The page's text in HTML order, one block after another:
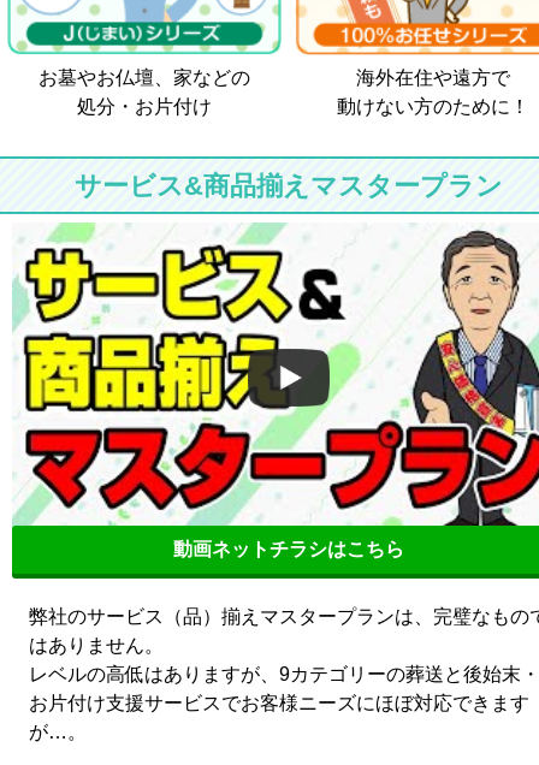
お墓やお仏壇、家などの
処分・お片付け
海外在住や遠方で
動けない方のために！
サービス&商品揃えマスタープラン
動画ネットチラシはこちら
弊社のサービス（品）揃えマスタープランは、完璧なもの
はありません。
レベルの高低はありますが、9カテゴリーの葬送と後始末・
お片付け支援サービスでお客様ニーズにほぼ対応できます
が…。